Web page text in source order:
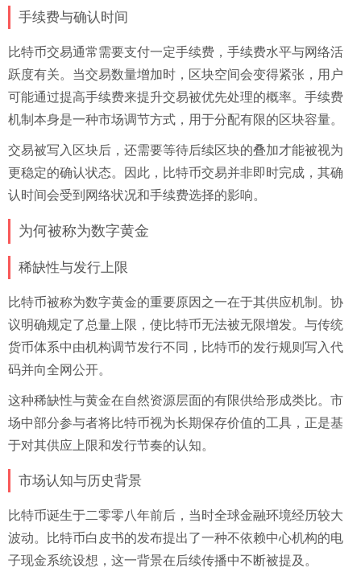
手续费与确认时间
比特币交易通常需要支付一定手续费，手续费水平与网络活
跃度有关。当交易数量增加时，区块空间会变得紧张，用户
可能通过提高手续费来提升交易被优先处理的概率。手续费
机制本身是一种市场调节方式，用于分配有限的区块容量。
交易被写入区块后，还需要等待后续区块的叠加才能被视为
更稳定的确认状态。因此，比特币交易并非即时完成，其确
认时间会受到网络状况和手续费选择的影响。
为何被称为数字黄金
稀缺性与发行上限
比特币被称为数字黄金的重要原因之一在于其供应机制。协
议明确规定了总量上限，使比特币无法被无限增发。与传统
货币体系中由机构调节发行不同，比特币的发行规则写入代
码并向全网公开。
这种稀缺性与黄金在自然资源层面的有限供给形成类比。市
场中部分参与者将比特币视为长期保存价值的工具，正是基
于对其供应上限和发行节奏的认知。
市场认知与历史背景
比特币诞生于二零零八年前后，当时全球金融环境经历较大
波动。比特币白皮书的发布提出了一种不依赖中心机构的电
子现金系统设想，这一背景在后续传播中不断被提及。